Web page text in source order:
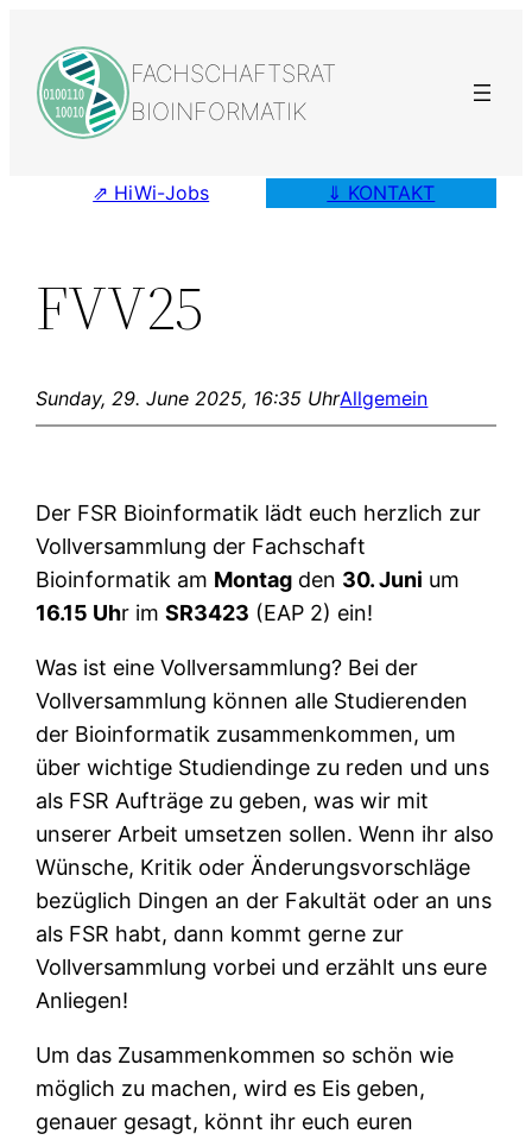
content
FACHSCHAFTSRAT
BIOINFORMATIK
⇗ HiWi-Jobs ⇓ KONTAKT
FVV25
Sunday, 29. June 2025, 16:35 UhrAllgemein
Der FSR Bioinformatik lädt euch herzlich zur
Vollversammlung der Fachschaft
Bioinformatik am Montag den 30. Juni um
16.15 Uhr imSR3423 (EAP 2) ein!
Was ist eine Vollversammlung? Bei der
Vollversammlung können alle Studierenden
der Bioinformatik zusammenkommen, um
über wichtige Studiendinge zu reden und uns
als FSR Aufträge zu geben, was wir mit
unserer Arbeit umsetzen sollen. Wenn ihr also
Wünsche, Kritik oder Änderungsvorschläge
bezüglich Dingen an der Fakultät oder an uns
als FSR habt, dann kommt gerne zur
Vollversammlung vorbei und erzählt uns eure
Anliegen!
Um das Zusammenkommen so schön wie
möglich zu machen, wird es Eis geben,
genauer gesagt, könnt ihr euch euren